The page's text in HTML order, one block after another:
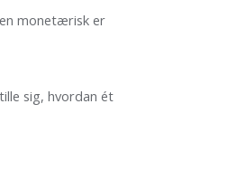
monetærisk er
sig, hvordan ét